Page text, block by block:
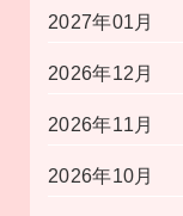
2027年01月
2026年12月
2026年11月
2026年10月